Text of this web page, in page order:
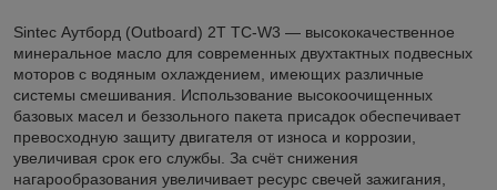
Sintec Аутборд (Outboard) 2T TC-W3 — высококачественное
минеральное масло для современных двухтактных подвесных
моторов с водяным охлаждением, имеющих различные
системы смешивания. Использование высокоочищенных
базовых масел и беззольного пакета присадок обеспечивает
превосходную защиту двигателя от износа и коррозии,
увеличивая срок его службы. За счёт снижения
нагарообразования увеличивает ресурс свечей зажигания,